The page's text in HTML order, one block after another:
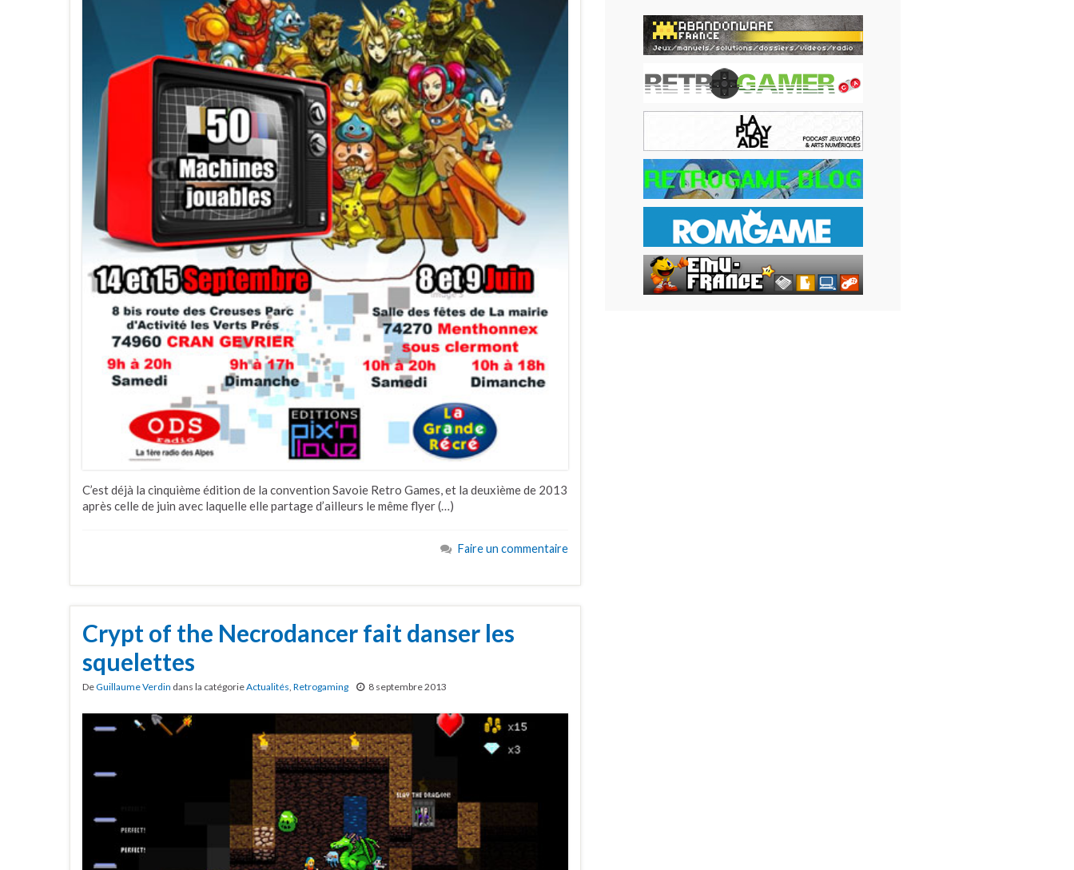
C’est déjà la cinquième édition de la convention Savoie Retro Games, et la deuxième de 2013
après celle de juin avec laquelle elle partage d’ailleurs le même flyer (…)
Faire un commentaire
Crypt of the Necrodancer fait danser les
squelettes
DeGuillaume Verdin dans la catégorieActualités Retrogaming 8 septembre 2013